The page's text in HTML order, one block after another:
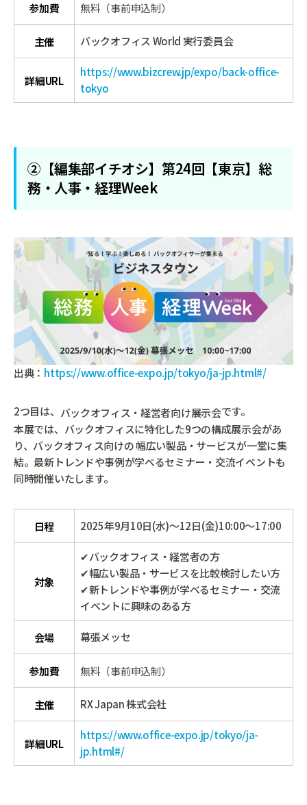
参加費 無料（事前申込制）
主催 バックオフィス World 実行委員会
詳細URL
https://www.bizcrew.jp/expo/back-office-
tokyo
②【編集部イチオシ】第24回【東京】総
務・人事・経理Week
出典： https://www.office-expo.jp/tokyo/ja-jp.html#/
2つ目は、 バックオフィス・経営者向け展示会です。
本展では、バックオフィスに特化した9つの構成展示会があ
り、バックオフィス向けの 幅広い製品・サービスが一堂に集
結。最新トレンドや事例が学べるセミナー・交流イベントも
同時開催いたします。
日程 2025年9月10日(水)～12日(金)10:00～17:00
対象
✔バックオフィス・経営者の方
✔幅広い製品・サービスを比較検討したい方
✔新トレンドや事例が学べるセミナー・交流
イベントに興味のある方
会場 幕張メッセ
参加費 無料（事前申込制）
主催 RX Japan 株式会社
詳細URL
https://www.office-expo.jp/tokyo/ja-
jp.html#/